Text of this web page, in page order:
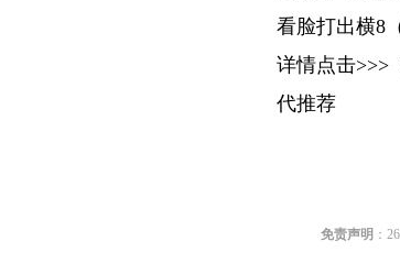
看脸打出横8
详情点击>>>
代推荐
免责声明 ：